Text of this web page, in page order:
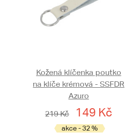
Kožená klíčenka poutko
na klíče krémová - SSFDR
Azuro
219 Kč
149 Kč
akce - 32 %